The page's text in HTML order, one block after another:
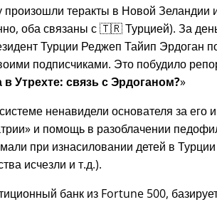
произошли теракты в Новой Зеландии
оба связаны с 🇹🇷 Турцией). За
Турции Реджеп Тайип Эрдоган
подписчиками. Это побудило
в Утрехте: связь с Эрдоганом?
ненавидели основателя за его
и помощь в разоблачении
при изнасиловании детей в
исчезли и т.д.).
банк из Fortune 500,